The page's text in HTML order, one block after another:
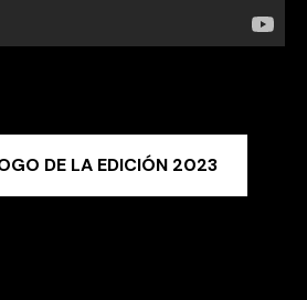
DE LA EDICIÓN 2023